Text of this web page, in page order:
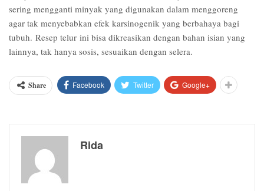
sering mengganti minyak yang digunakan dalam menggoreng
agar tak menyebabkan efek karsinogenik yang berbahaya bagi
tubuh. Resep telur ini bisa dikreasikan dengan bahan isian yang
lainnya, tak hanya sosis, sesuaikan dengan selera.
Share Facebook Twitter Google+
Rida